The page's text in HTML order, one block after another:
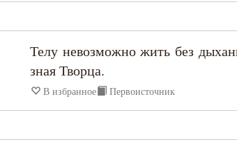
Исаак Сирин Ниневийский
Исидор Пелусиот
Телу невозможно жить без
зная Творца.
В избранное Первоисточник